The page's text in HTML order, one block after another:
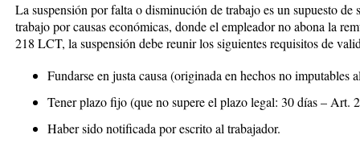
La suspensión por falta o disminución de trabajo es un supuesto de
trabajo por causas económicas, dondeel empleador no abona la
218 LCT, la suspensión debe reunir los siguientes requisitos de
Fundarse en justa causa (originada en hechos no imputables
Tener plazo fijo (que no supere el plazo legal: 30 días – Art.
Haber sido notificada por escrito al trabajador.